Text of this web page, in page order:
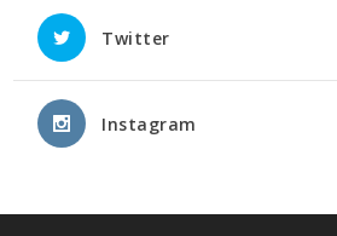
Twitter
Instagram